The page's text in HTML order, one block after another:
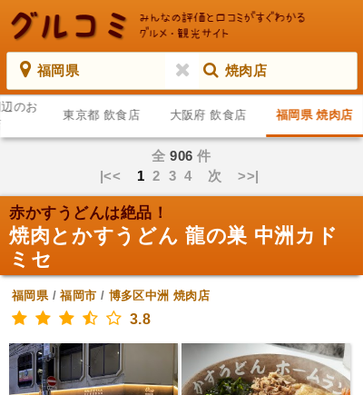
福岡県 焼肉店
のお
東京都 飲食店 大阪府 飲食店 福岡県 焼肉店
全906 件
|<< 12 3 4 次 >>|
赤かすうどんは絶品！
焼肉とかすうどん 龍の巣 中洲カド
ミセ
福岡県/福岡市 / 博多区中洲 焼肉店
3.8